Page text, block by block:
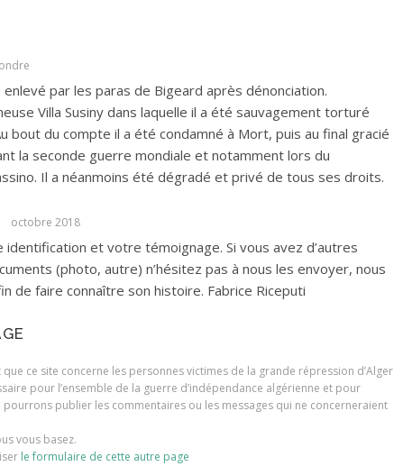
par les paras de Bigeard après dénonciation.
Villa Susiny dans laquelle il a été sauvagement torturé
bout du compte il a été condamné à Mort, puis au final gracié
la seconde guerre mondiale et notamment lors du
Il a néanmoins été dégradé et privé de tous ses droits.
octobre 2018
et votre témoignage. Si vous avez d’autres
(photo, autre) n’hésitez pas à nous les envoyer, nous
de faire connaître son histoire. Fabrice Riceputi
ce site concerne les personnes victimes de la grande répression d’Alger
pour l’ensemble de la guerre d’indépendance algérienne et pour
publier les commentaires ou les messages qui ne concerneraient
vous basez.
le formulaire de cette autre page